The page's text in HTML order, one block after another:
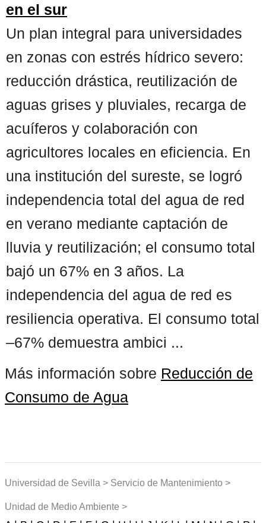
en el sur
Un plan integral para universidades
en zonas con estrés hídrico severo:
reducción drástica, reutilización de
aguas grises y pluviales, recarga de
acuíferos y colaboración con
agricultores locales en eficiencia. En
una institución del sureste, se logró
independencia total del agua de red
en verano mediante captación de
lluvia y reutilización; el consumo total
bajó un 67% en 3 años. La
independencia del agua de red es
resiliencia operativa. El consumo total
–67% demuestra ambici ...
Más información sobre Reducción de
Consumo de Agua
Universidad de Sevilla > Servicio de Mantenimiento >
Unidad de Medio Ambiente >